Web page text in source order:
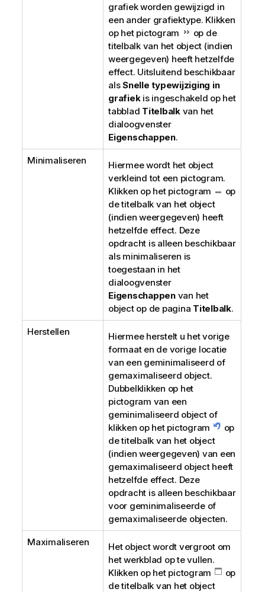
grafiek worden gewijzigd in
een ander grafiektype. Klikken
op het pictogram
op de
titelbalk van het object (indien
weergegeven) heeft hetzelfde
effect. Uitsluitend beschikbaar
alsSnelle typewijziging in
grafiekis ingeschakeld op het
tabblad Titelbalkvan het
dialoogvenster
Eigenschappen.
Minimaliseren
Hiermee wordt het object
verkleind tot een pictogram.
Klikken op het pictogram
op
de titelbalk van het object
(indien weergegeven) heeft
hetzelfde effect. Deze
opdracht is alleen beschikbaar
als minimaliseren is
toegestaan in het
dialoogvenster
Eigenschappenvan het
object op de pagina Titelbalk.
Herstellen
Hiermee herstelt u het vorige
formaat en de vorige locatie
van een geminimaliseerd of
gemaximaliseerd object.
Dubbelklikken op het
pictogram van een
geminimaliseerd object of
klikken op het pictogram
op
de titelbalk van het object
(indien weergegeven) van een
gemaximaliseerd object heeft
hetzelfde effect. Deze
opdracht is alleen beschikbaar
voor geminimaliseerde of
gemaximaliseerde objecten.
Maximaliseren
Het object wordt vergroot om
het werkblad op te vullen.
Klikken op het pictogram
op
de titelbalk van het object